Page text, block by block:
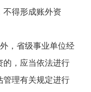
不得形成账外资
，省级事业单位经
的，应当依法进行
管理有关规定进行